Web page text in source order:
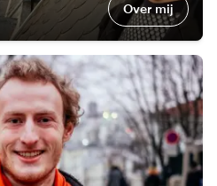
Over mij